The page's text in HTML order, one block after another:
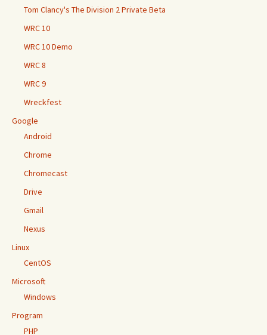
Tom Clancy's The Division 2 Private Beta
WRC 10
WRC 10 Demo
WRC 8
WRC 9
Wreckfest
Google
Android
Chrome
Chromecast
Drive
Gmail
Nexus
Linux
CentOS
Microsoft
Windows
Program
PHP